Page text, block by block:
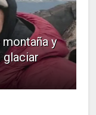
montaña y
glaciar